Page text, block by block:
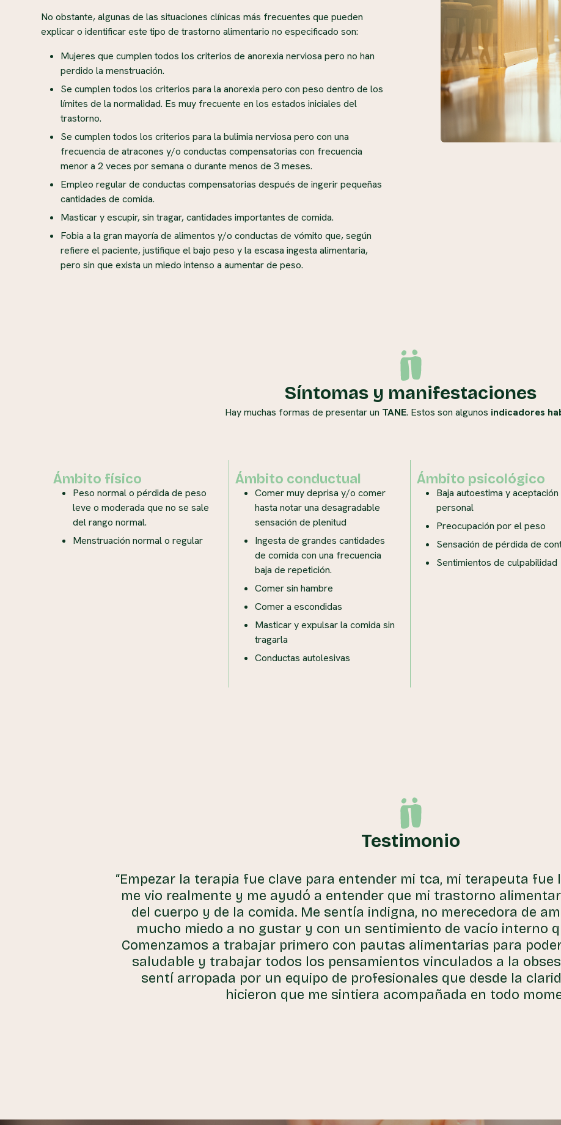
No obstante, algunas de las situaciones clínicas más frecuentes que pueden
explicar o identificar este tipo de trastorno alimentario no especificado son:
Mujeres que cumplen todos los criterios de anorexia nerviosa pero no han
perdido la menstruación.
Se cumplen todos los criterios para la anorexia pero con peso dentro de los
límites de la normalidad. Es muy frecuente en los estados iniciales del
trastorno.
Se cumplen todos los criterios para la bulimia nerviosa pero con una
frecuencia de atracones y/o conductas compensatorias con frecuencia
menor a 2 veces por semana o durante menos de 3 meses.
Empleo regular de conductas compensatorias después de ingerir pequeñas
cantidades de comida.
Masticar y escupir, sin tragar, cantidades importantes de comida.
Fobia a la gran mayoría de alimentos y/o conductas de vómito que, según
refiere el paciente, justifique el bajo peso y la escasa ingesta alimentaria,
pero sin que exista un miedo intenso a aumentar de peso.
Síntomas y manifestaciones
Hay muchas formas de presentar un TANE. Estos son algunos indicadores
Ámbito físico
Peso normal o pérdida de peso
leve o moderada que no se sale
del rango normal.
Menstruación normal o regular
Ámbito conductual
Comer muy deprisa y/o comer
hasta notar una desagradable
sensación de plenitud
Ingesta de grandes cantidades
de comida con una frecuencia
baja de repetición.
Comer sin hambre
Comer a escondidas
Masticar y expulsar la comida sin
tragarla
Conductas autolesivas
Ámbito psicológico
Baja autoestima y aceptación
personal
Preocupación por el peso
Sensación de pérdida de
Sentimientos de culpabilidad
Testimonio
“Empezar la terapia fue clave para entender mi tca, mi terapeuta fue
me vio realmente y me ayudó a entender que mi trastorno
del cuerpo y de la comida. Me sentía indigna, no merecedora de
mucho miedo a no gustar y con un sentimiento de vacío interno
Comenzamos a trabajar primero con pautas alimentarias para
saludable y trabajar todos los pensamientos vinculados a la
sentí arropada por un equipo de profesionales que desde la
hicieron que me sintiera acompañada en todo